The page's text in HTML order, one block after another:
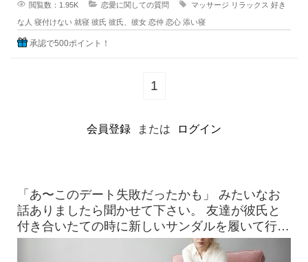
閲覧数：1.95K 恋愛に関しての質問 マッサージ リラックス 好き
な人 寝付けない 就寝 彼氏 彼氏、彼女 恋仲 恋心 添い寝
承認で500ポイント！
1
会員登録 または ログイン
「あ〜このデート失敗だったかも」 みたいなお
話ありましたら聞かせて下さい。 友達が彼氏と
付き合いたての時に新しいサンダルを履いて行っ
たら、見事に靴擦れを